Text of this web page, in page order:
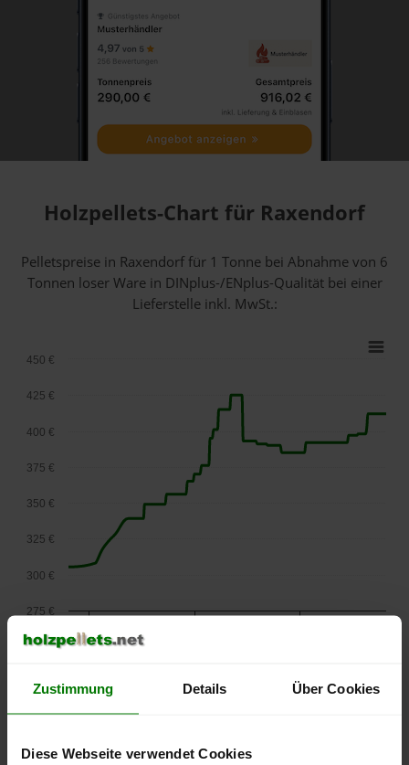
Zustimmung Details Über Cookies
Diese Webseite verwendet Cookies
Holzpellets-Chart für Raxendorf
Pelletspreise in Raxendorf für 1 Tonne bei Abnahmevon 6
Tonnen loser Warein DINplus-/ENplus-Qualität bei einer
Lieferstelle inkl. MwSt.:
2025
275 €
300 €
325 €
350 €
375 €
400 €
425 €
450 €
Die aktuelle Preisentwicklung für Holzpellets in Österreich
nachvollziehen.